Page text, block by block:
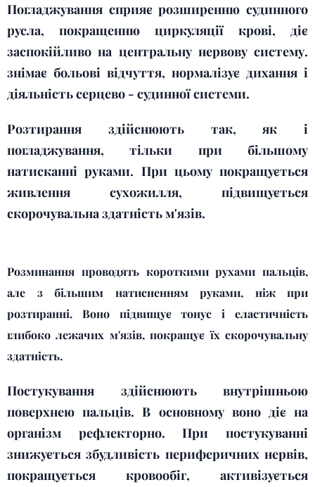
Погладжування сприяє розширенню судинного
русла, покращенню циркуляції крові, діє
заспокійливо на центральну нервову систему.
знімає больові відчуття, нормалізує дихання і
діяльність серцево - судинної системи.
Розтирання здійснюють так, як і
погладжування, тільки при більшому
натисканні руками. При цьому покращується
живлення сухожилля, підвищується
скорочувальна здатність м'язів.
Розминання проводять короткими рухами пальців,
але з більшим натисненням руками, ніж при
розтиранні. Воно підвищує тонус і еластичність
глибоко лежачих м'язів, покращує їх скорочувальну
здатність.
Постукування здійснюють внутрішньою
поверхнею пальців. В основному воно діє на
організм рефлекторно. При постукуванні
знижується збудливість периферичних нервів,
покращується кровообіг, активізується